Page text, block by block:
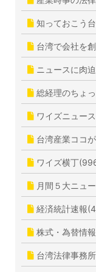
知っておこう
台湾で会社を
ニュースに肉
総経理のちょ
ワイズニュー
台湾産業ココ
ワイズ横丁
月間５大ニュ
経済統計速報
株式・為替情
台湾法律事務